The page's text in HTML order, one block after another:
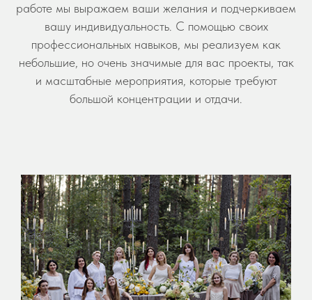
работе мы выражаем ваши желания и подчеркиваем
вашу индивидуальность. С помощью своих
профессиональных навыков, мы реализуем как
небольшие, но очень значимые для вас проекты, так
и масштабные мероприятия, которые требуют
большой концентрации и отдачи.